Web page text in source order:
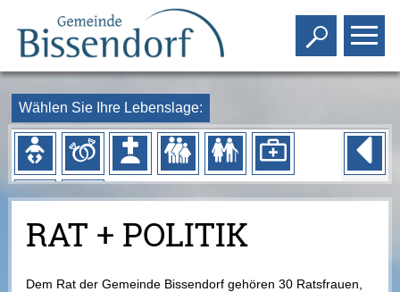
Toggle
Wählen Sie Ihre Lebenslage:
RAT + POLITIK
Dem Rat der Gemeinde Bissendorf gehören 30 Ratsfrauen,